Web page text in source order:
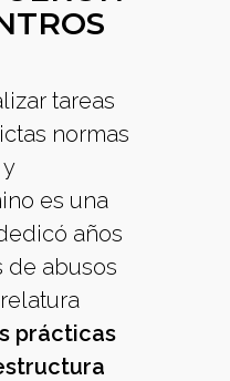
tareas
normas
es una
años
de abusos
prácticas